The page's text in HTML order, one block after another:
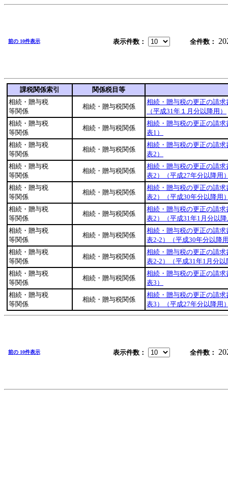
前の 10件表示 表示件数： 全件数：
課税関係索引
関係税目等
相続・贈与税
等関係
相続・贈与税関係
相続・贈与税の更正の請
（平成31年１月分以降用）
相続・贈与税
等関係
相続・贈与税関係
相続・贈与税の更正の請
表1）
相続・贈与税
等関係
相続・贈与税関係
相続・贈与税の更正の請
表2）
相続・贈与税
等関係
相続・贈与税関係
相続・贈与税の更正の請
表2）（平成27年分以降用
相続・贈与税
等関係
相続・贈与税関係
相続・贈与税の更正の請
表2）（平成30年分以降用
相続・贈与税
等関係
相続・贈与税関係
相続・贈与税の更正の請
表2）（平成31年1月分以
相続・贈与税
等関係
相続・贈与税関係
相続・贈与税の更正の請
表2-2）（平成30年分以降
相続・贈与税
等関係
相続・贈与税関係
相続・贈与税の更正の請
表2-2）（平成31年1月分以
相続・贈与税
等関係
相続・贈与税関係
相続・贈与税の更正の請
表3）
相続・贈与税
等関係
相続・贈与税関係
相続・贈与税の更正の請
表3）（平成27年分以降用
前の 10件表示 表示件数： 全件数：